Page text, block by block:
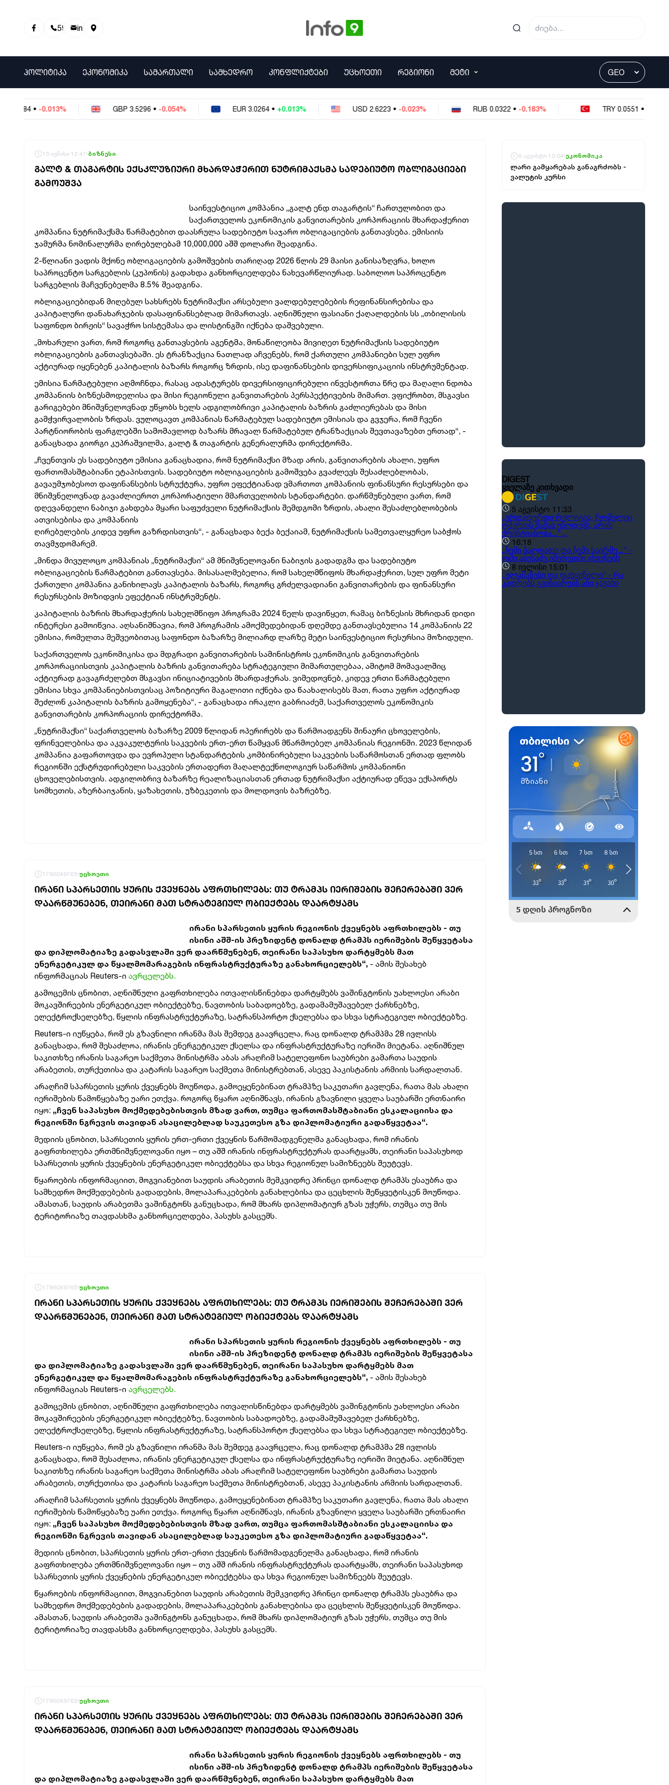
595 01 81 00info@info9.ge
ᲞᲝᲚᲘᲢᲘᲙᲐ ᲔᲙᲝᲜᲝᲛᲘᲙᲐ ᲡᲐᲛᲐᲠᲗᲐᲚᲘ ᲡᲐᲛᲮᲔᲓᲠᲝ ᲙᲝᲜᲤᲚᲘᲥᲢᲔᲑᲘ ᲣᲪᲮᲝᲔᲗᲘ ᲠᲔᲒᲘᲝᲜᲘ ᲛᲔᲢᲘ
-0.013% 3.5296 • -0.054% 3.0264 • +0.013% 2.6223 • -0.023% 0.0322 • -0.183% 0.0551 • 0%
15 ივნისი 12:47 ბიზნესი
ᲒᲐᲚᲢ & ᲗᲐᲒᲐᲠᲢᲘᲡ ᲔᲥᲡᲙᲚᲣᲖᲘᲣᲠᲘ ᲛᲮᲐᲠᲓᲐᲭᲔᲠᲘᲗ ᲜᲣᲢᲠᲘᲛᲐᲥᲡᲛᲐ ᲡᲐᲓᲔᲑᲘᲣᲢᲝ ᲝᲑᲚᲘᲒᲐᲪᲘᲔᲑᲘ
ᲒᲐᲛᲝᲣᲨᲕᲐ
საინვესტიციო კომპანია „გალტ ენდ თაგარტის“ ჩართულობით და
საქართველოს ეკონომიკის განვითარების კორპორაციის მხარდაჭერით
კომპანია ნუტრიმაქსმა წარმატებით დაასრულა სადებიუტო საჯარო ობლიგაციების განთავსება. ემისიის
ჯამურმა ნომინალურმა ღირებულებამ 10,000,000 აშშ დოლარი შეადგინა.
2-წლიანი ვადის მქონე ობლიგაციების გამოშვების თარიღად 2026 წლის 29 მაისი განისაზღვრა, ხოლო
საპროცენტო სარგებლის (კუპონის) გადახდა განხორციელდება ნახევარწლიურად. საბოლოო საპროცენტო
სარგებლის მაჩვენებელმა 8.5% შეადგინა.
ობლიგაციებიდან მიღებულ სახსრებს ნუტრიმაქსი არსებული ვალდებულებების რეფინანსირებისა და
კაპიტალური დანახარჯების დასაფინანსებლად მიმართავს. აღნიშნული ფასიანი ქაღალდების სს „თბილისის
საფონდო ბირჟის“ სავაჭრო სისტემასა და ლისტინგში იქნება დაშვებული.
„მოხარული ვართ, რომ როგორც განთავსების აგენტმა, მონაწილეობა მივიღეთ ნუტრიმაქსის სადებიუტო
ობლიგაციების განთავსებაში. ეს ტრანზაქცია ნათლად აჩვენებს, რომ ქართული კომპანიები სულ უფრო
აქტიურად იყენებენ კაპიტალის ბაზარს როგორც ზრდის, ისე დაფინანსების დივერსიფიკაციის ინსტრუმენტად.
ემისია წარმატებული აღმოჩნდა, რასაც ადასტურებს დივერსიფიცირებული ინვესტორთა წრე და მაღალი ნდობა
კომპანიის ბიზნესმოდელისა და მისი რეგიონული განვითარების პერსპექტივების მიმართ. ვფიქრობთ, მსგავსი
გარიგებები მნიშვნელოვნად უწყობს ხელს ადგილობრივი კაპიტალის ბაზრის გაძლიერებას და მისი
გამჭვირვალობის ზრდას. ვულოცავთ კომპანიას წარმატებულ სადებიუტო ემისიას და გვჯერა, რომ ჩვენი
პარტნიორობის ფარგლებში სამომავლოდ ბაზარს მრავალ წარმატებულ ტრანზაქციას შევთავაზებთ ერთად“, -
განაცხადა გიორგი კუპრაშვილმა, გალტ & თაგარტის გენერალურმა დირექტორმა.
„ჩვენთვის ეს სადებიუტო ემისია განაცხადია, რომ ნუტრიმაქსი მზად არის, განვითარების ახალი, უფრო
ფართომასშტაბიანი ეტაპისთვის. სადებიუტო ობლიგაციების გამოშვება გვაძლევს შესაძლებლობას,
გავაუმჯობესოთ დაფინანსების სტრუქტურა, უფრო ეფექტიანად ვმართოთ კომპანიის ფინანსური რესურსები და
მნიშვნელოვნად გავაძლიეროთ კორპორატიული მმართველობის სტანდარტები. დარწმუნებული ვართ, რომ
დღევანდელი ნაბიჯი გახდება მყარი საფუძველი ნუტრიმაქსის შემდგომი ზრდის, ახალი შესაძლებლობების
ათვისებისა და კომპანიის
ღირებულების კიდევ უფრო გაზრდისთვის“, - განაცხადა ბექა ბექაიამ, ნუტრიმაქსის სამეთვალყურეო საბჭოს
თავმჯდომარემ.
„მინდა მივულოცო კომპანიას „ნუტრიმაქსი“ ამ მნიშვნელოვანი ნაბიჯის გადადგმა და სადებიუტო
ობლიგაციების წარმატებით განთავსება. მისასალმებელია, რომ სახელმწიფოს მხარდაჭერით, სულ უფრო მეტი
ქართული კომპანია განიხილავს კაპიტალის ბაზარს, როგორც გრძელვადიანი განვითარების და ფინანსური
რესურსების მოზიდვის ეფექტიან ინსტრუმენტს.
კაპიტალის ბაზრის მხარდაჭერის სახელმწიფო პროგრამა 2024 წელს დავიწყეთ, რამაც ბიზნესის მხრიდან დიდი
ინტერესი გამოიწვია. აღსანიშნავია, რომ პროგრამის ამოქმედებიდან დღემდე განთავსებულია 14 კომპანიის 22
ემისია, რომელთა მეშვეობითაც საფონდო ბაზარზე მილიარდ ლარზე მეტი საინვესტიციო რესურსია მოზიდული.
საქართველოს ეკონომიკისა და მდგრადი განვითარების სამინისტროს ეკონომიკის განვითარების
კორპორაციისთვის კაპიტალის ბაზრის განვითარება სტრატეგიული მიმართულებაა, ამიტომ მომავალშიც
აქტიურად გავაგრძელებთ მსგავსი ინიციატივების მხარდაჭერას. ვიმედოვნებ, კიდევ ერთი წარმატებული
ემისია სხვა კომპანიებისთვისაც პოზიტიური მაგალითი იქნება და წაახალისებს მათ, რათა უფრო აქტიურად
შეძლონ კაპიტალის ბაზრის გამოყენება“, - განაცხადა ირაკლი გაბრიაძემ, საქართველოს ეკონომიკის
განვითარების კორპორაციის დირექტორმა.
„ნუტრიმაქსი“ საქართველოს ბაზარზე 2009 წლიდან ოპერირებს და წარმოადგენს შინაური ცხოველების,
ფრინველებისა და აკვაკულტურის საკვების ერთ-ერთ წამყვან მწარმოებელ კომპანიას რეგიონში. 2023 წლიდან
კომპანია გაფართოვდა და ევროპული სტანდარტების კომბინირებული საკვების საწარმოსთან ერთად ფლობს
რეგიონში ექსტრუდირებული საკვების ერთადერთ მაღალტექნოლოგიურ საწარმოს კომპანიონი
ცხოველებისთვის. ადგილობრივ ბაზარზე რეალიზაციასთან ერთად ნუტრიმაქსი აქტიურად ეწევა ექსპორტს
სომხეთის, აზერბაიჯანის, ყაზახეთის, უზბეკეთის და მოლდოვის ბაზრებზე.
1786049765 უცხოეთი
ᲘᲠᲐᲜᲘ ᲡᲞᲐᲠᲡᲔᲗᲘᲡ ᲧᲣᲠᲘᲡ ᲥᲕᲔᲧᲜᲔᲑᲡ ᲐᲤᲠᲗᲮᲘᲚᲔᲑᲡ: ᲗᲣ ᲢᲠᲐᲛᲞᲡ ᲘᲔᲠᲘᲨᲔᲑᲘᲡ ᲨᲔᲩᲔᲠᲔᲑᲐᲨᲘ ᲕᲔᲠ
ᲓᲐᲐᲠᲬᲛᲣᲜᲔᲑᲔᲜ, ᲗᲔᲘᲠᲐᲜᲘ ᲛᲐᲗ ᲡᲢᲠᲐᲢᲔᲒᲘᲣᲚ ᲝᲑᲘᲔᲥᲢᲔᲑᲡ ᲓᲐᲐᲠᲢᲧᲐᲛᲡ
ირანი სპარსეთის ყურის რეგიონის ქვეყნებს აფრთხილებს - თუ
ისინი აშშ-ის პრეზიდენტ დონალდ ტრამპს იერიშების შეწყვეტასა
და დიპლომატიაზე გადასვლაში ვერ დაარწმუნებენ, თეირანი საპასუხო დარტყმებს მათ
ენერგეტიკულ და წყალმომარაგების ინფრასტრუქტურაზე განახორციელებს“, - ამის შესახებ
ინფორმაციას Reuters-ი ავრცელებს.
გამოცემის ცნობით, აღნიშნული გაფრთხილება ითვალისწინებდა დარტყმებს ვაშინგტონის უახლოესი არაბი
მოკავშირეების ენერგეტიკულ ობიექტებზე, ნავთობის საბადოებზე, გადამამუშავებელ ქარხნებზე,
ელექტროქსელებზე, წყლის ინფრასტრუქტურაზე, სატრანსპორტო ქსელებსა და სხვა სტრატეგიულ ობიექტებზე.
Reuters-ი იუწყება, რომ ეს გზავნილი ირანმა მას შემდეგ გაავრცელა, რაც დონალდ ტრამპმა 28 ივლისს
განაცხადა, რომ შესაძლოა, ირანის ენერგეტიკულ ქსელსა და ინფრასტრუქტურაზე იერიში მიეტანა. აღნიშნულ
საკითხზე ირანის საგარეო საქმეთა მინისტრმა აბას არაღჩიმ სატელეფონო საუბრები გამართა საუდის
არაბეთის, თურქეთისა და კატარის საგარეო საქმეთა მინისტრებთან, ასევე პაკისტანის არმიის სარდალთან.
არაღჩიმ სპარსეთის ყურის ქვეყნებს მოუწოდა, გამოეყენებინათ ტრამპზე საკუთარი გავლენა, რათა მას ახალი
იერიშების წამოწყებაზე უარი ეთქვა. როგორც წყარო აღნიშნავს, ირანის გზავნილი ყველა საუბარში ერთნაირი
იყო: „ჩვენ საპასუხო მოქმედებებისთვის მზად ვართ, თუმცა ფართომასშტაბიანი ესკალაციისა და
რეგიონში ნგრევის თავიდან ასაცილებლად საუკეთესო გზა დიპლომატიური გადაწყვეტაა“.
მედიის ცნობით, სპარსეთის ყურის ერთ-ერთი ქვეყნის წარმომადგენელმა განაცხადა, რომ ირანის
გაფრთხილება ერთმნიშვნელოვანი იყო – თუ აშშ ირანის ინფრასტრუქტურას დაარტყამს, თეირანი საპასუხოდ
სპარსეთის ყურის ქვეყნების ენერგეტიკულ ობიექტებსა და სხვა რეგიონულ სამიზნეებს შეუტევს.
წყაროების ინფორმაციით, მოგვიანებით საუდის არაბეთის მემკვიდრე პრინცი დონალდ ტრამპს ესაუბრა და
სამხედრო მოქმედებების გადადების, მოლაპარაკებების განახლებისა და ცეცხლის შეწყვეტისკენ მოუწოდა.
ამასთან, საუდის არაბეთმა ვაშინგტონს განუცხადა, რომ მხარს დიპლომატიურ გზას უჭერს, თუმცა თუ მის
ტერიტორიაზე თავდასხმა განხორციელდება, პასუხს გასცემს.
1786049765 უცხოეთი
ᲘᲠᲐᲜᲘ ᲡᲞᲐᲠᲡᲔᲗᲘᲡ ᲧᲣᲠᲘᲡ ᲥᲕᲔᲧᲜᲔᲑᲡ ᲐᲤᲠᲗᲮᲘᲚᲔᲑᲡ: ᲗᲣ ᲢᲠᲐᲛᲞᲡ ᲘᲔᲠᲘᲨᲔᲑᲘᲡ ᲨᲔᲩᲔᲠᲔᲑᲐᲨᲘ ᲕᲔᲠ
ᲓᲐᲐᲠᲬᲛᲣᲜᲔᲑᲔᲜ, ᲗᲔᲘᲠᲐᲜᲘ ᲛᲐᲗ ᲡᲢᲠᲐᲢᲔᲒᲘᲣᲚ ᲝᲑᲘᲔᲥᲢᲔᲑᲡ ᲓᲐᲐᲠᲢᲧᲐᲛᲡ
ირანი სპარსეთის ყურის რეგიონის ქვეყნებს აფრთხილებს - თუ
ისინი აშშ-ის პრეზიდენტ დონალდ ტრამპს იერიშების შეწყვეტასა
და დიპლომატიაზე გადასვლაში ვერ დაარწმუნებენ, თეირანი საპასუხო დარტყმებს მათ
ენერგეტიკულ და წყალმომარაგების ინფრასტრუქტურაზე განახორციელებს“, - ამის შესახებ
ინფორმაციას Reuters-ი ავრცელებს.
გამოცემის ცნობით, აღნიშნული გაფრთხილება ითვალისწინებდა დარტყმებს ვაშინგტონის უახლოესი არაბი
მოკავშირეების ენერგეტიკულ ობიექტებზე, ნავთობის საბადოებზე, გადამამუშავებელ ქარხნებზე,
ელექტროქსელებზე, წყლის ინფრასტრუქტურაზე, სატრანსპორტო ქსელებსა და სხვა სტრატეგიულ ობიექტებზე.
Reuters-ი იუწყება, რომ ეს გზავნილი ირანმა მას შემდეგ გაავრცელა, რაც დონალდ ტრამპმა 28 ივლისს
განაცხადა, რომ შესაძლოა, ირანის ენერგეტიკულ ქსელსა და ინფრასტრუქტურაზე იერიში მიეტანა. აღნიშნულ
საკითხზე ირანის საგარეო საქმეთა მინისტრმა აბას არაღჩიმ სატელეფონო საუბრები გამართა საუდის
არაბეთის, თურქეთისა და კატარის საგარეო საქმეთა მინისტრებთან, ასევე პაკისტანის არმიის სარდალთან.
არაღჩიმ სპარსეთის ყურის ქვეყნებს მოუწოდა, გამოეყენებინათ ტრამპზე საკუთარი გავლენა, რათა მას ახალი
იერიშების წამოწყებაზე უარი ეთქვა. როგორც წყარო აღნიშნავს, ირანის გზავნილი ყველა საუბარში ერთნაირი
იყო: „ჩვენ საპასუხო მოქმედებებისთვის მზად ვართ, თუმცა ფართომასშტაბიანი ესკალაციისა და
რეგიონში ნგრევის თავიდან ასაცილებლად საუკეთესო გზა დიპლომატიური გადაწყვეტაა“.
მედიის ცნობით, სპარსეთის ყურის ერთ-ერთი ქვეყნის წარმომადგენელმა განაცხადა, რომ ირანის
გაფრთხილება ერთმნიშვნელოვანი იყო – თუ აშშ ირანის ინფრასტრუქტურას დაარტყამს, თეირანი საპასუხოდ
სპარსეთის ყურის ქვეყნების ენერგეტიკულ ობიექტებსა და სხვა რეგიონულ სამიზნეებს შეუტევს.
წყაროების ინფორმაციით, მოგვიანებით საუდის არაბეთის მემკვიდრე პრინცი დონალდ ტრამპს ესაუბრა და
სამხედრო მოქმედებების გადადების, მოლაპარაკებების განახლებისა და ცეცხლის შეწყვეტისკენ მოუწოდა.
ამასთან, საუდის არაბეთმა ვაშინგტონს განუცხადა, რომ მხარს დიპლომატიურ გზას უჭერს, თუმცა თუ მის
ტერიტორიაზე თავდასხმა განხორციელდება, პასუხს გასცემს.
1786049765 უცხოეთი
ᲘᲠᲐᲜᲘ ᲡᲞᲐᲠᲡᲔᲗᲘᲡ ᲧᲣᲠᲘᲡ ᲥᲕᲔᲧᲜᲔᲑᲡ ᲐᲤᲠᲗᲮᲘᲚᲔᲑᲡ: ᲗᲣ ᲢᲠᲐᲛᲞᲡ ᲘᲔᲠᲘᲨᲔᲑᲘᲡ ᲨᲔᲩᲔᲠᲔᲑᲐᲨᲘ ᲕᲔᲠ
ᲓᲐᲐᲠᲬᲛᲣᲜᲔᲑᲔᲜ, ᲗᲔᲘᲠᲐᲜᲘ ᲛᲐᲗ ᲡᲢᲠᲐᲢᲔᲒᲘᲣᲚ ᲝᲑᲘᲔᲥᲢᲔᲑᲡ ᲓᲐᲐᲠᲢᲧᲐᲛᲡ
ირანი სპარსეთის ყურის რეგიონის ქვეყნებს აფრთხილებს - თუ
ისინი აშშ-ის პრეზიდენტ დონალდ ტრამპს იერიშების შეწყვეტასა
და დიპლომატიაზე გადასვლაში ვერ დაარწმუნებენ, თეირანი საპასუხო დარტყმებს მათ
6 აგვისტო 13:04 ეკონომიკა
ლარი გამყარებას განაგრძობს -
ვალუტის კურსი